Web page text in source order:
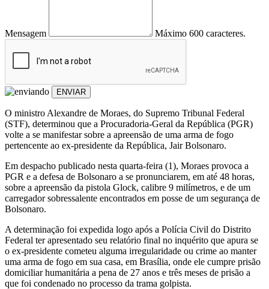
Mensagem Máximo 600 caracteres.
ENVIAR
O ministro Alexandre de Moraes, do Supremo Tribunal Federal
(STF), determinou que a Procuradoria-Geral da República (PGR)
volte a se manifestar sobre a apreensão de uma arma de fogo
pertencente ao ex-presidente da República, Jair Bolsonaro.
Em despacho publicado nesta quarta-feira (1), Moraes provoca a
PGR e a defesa de Bolsonaro a se pronunciarem, em até 48 horas,
sobre a apreensão da pistola Glock, calibre 9 milímetros, e de um
carregador sobressalente encontrados em posse de um segurança de
Bolsonaro.
A determinação foi expedida logo após a Polícia Civil do Distrito
Federal ter apresentado seu relatório final no inquérito que apura se
o ex-presidente cometeu alguma irregularidade ou crime ao manter
uma arma de fogo em sua casa, em Brasília, onde ele cumpre prisão
domiciliar humanitária a pena de 27 anos e três meses de prisão a
que foi condenado no processo da trama golpista.